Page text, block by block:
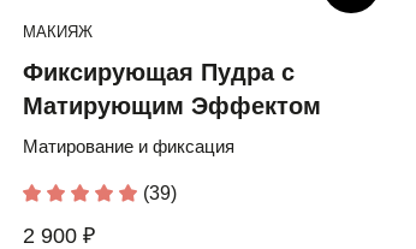
МАКИЯЖ
Фиксирующая Пудра с
Матирующим Эффектом
Матирование и фиксация
(39)
2 900 ₽